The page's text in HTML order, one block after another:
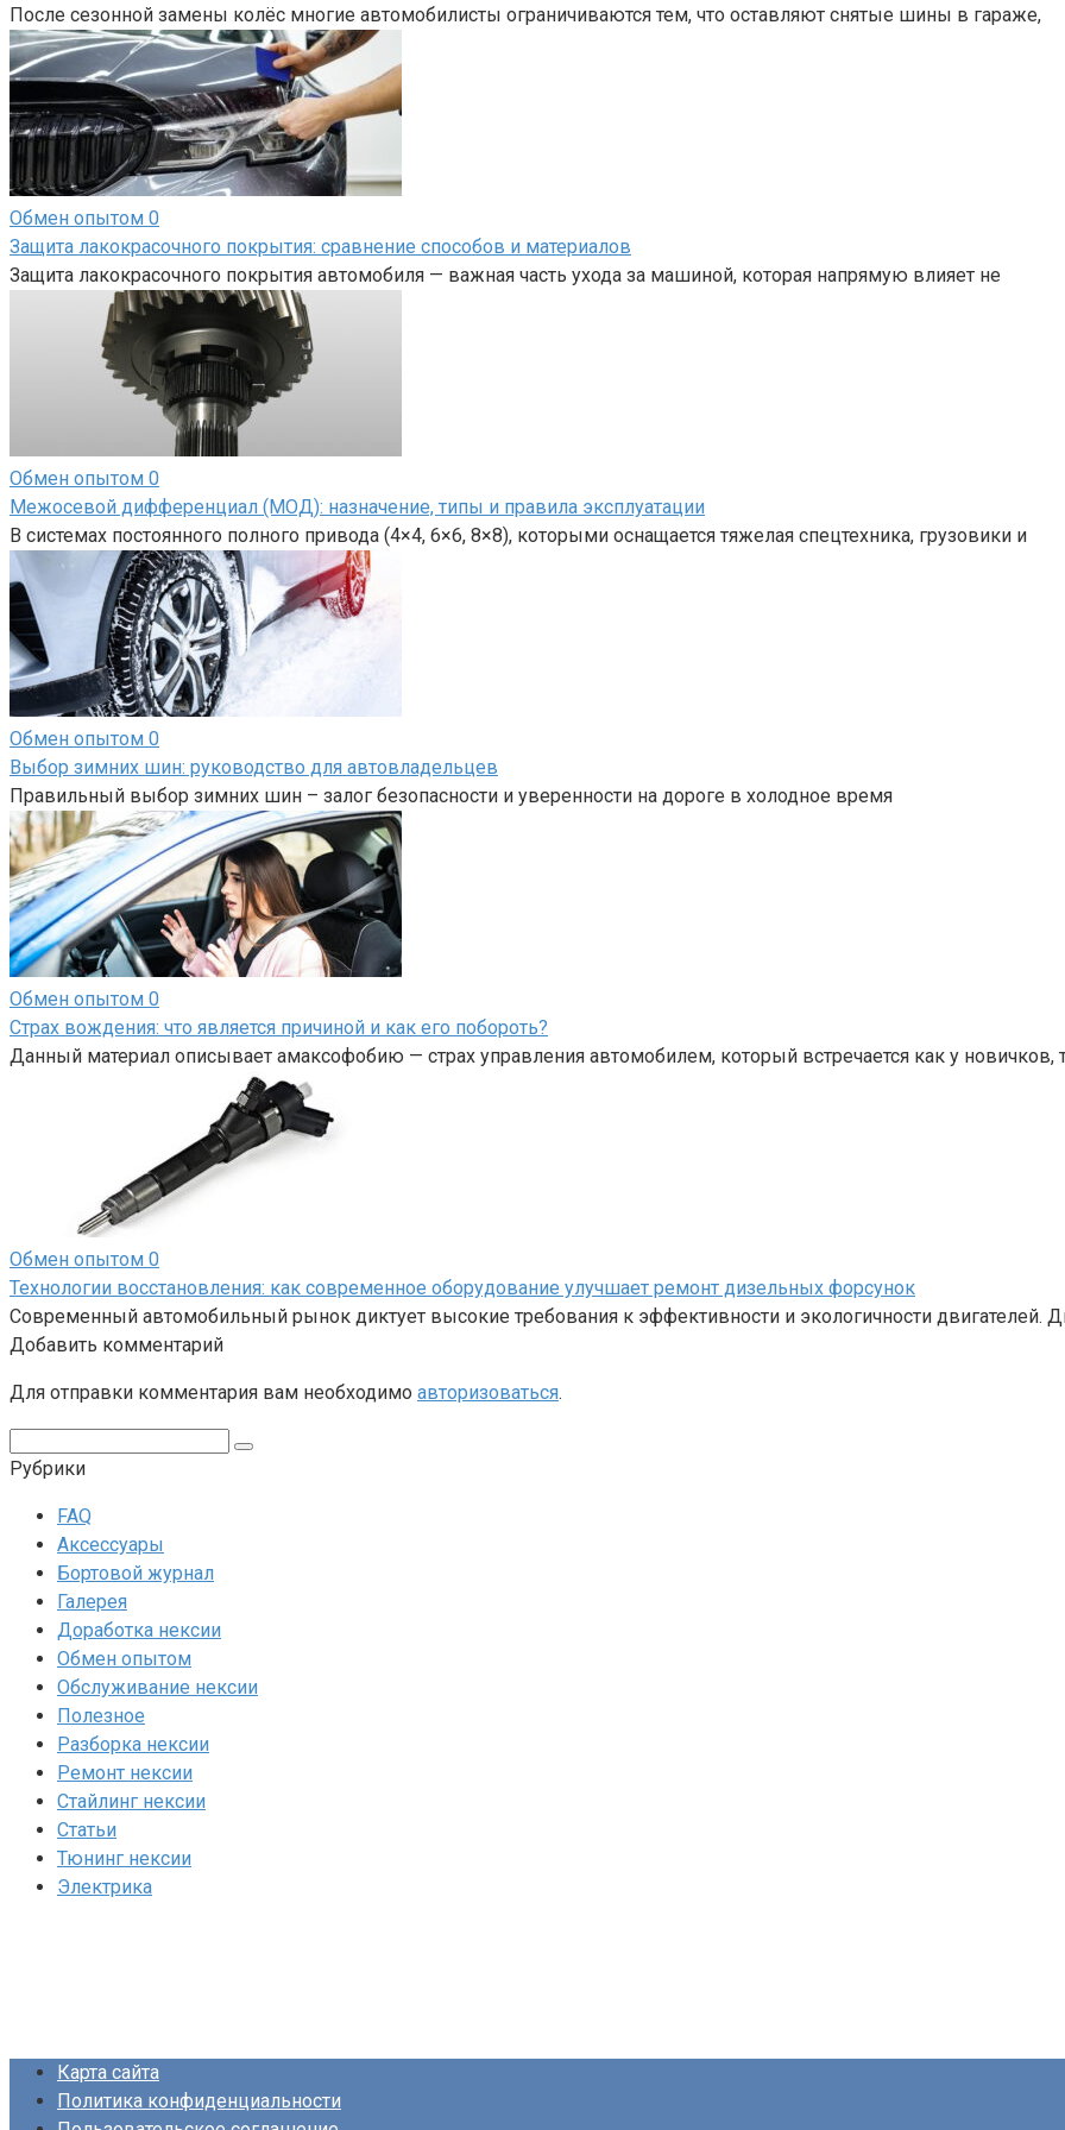
После сезонной замены колёс многие автомобилисты ограничиваются тем, что оставляют снятые шины в гараже,
Обмен опытом 0
Защита лакокрасочного покрытия: сравнение способов и материалов
Защита лакокрасочного покрытия автомобиля — важная часть ухода за машиной, которая напрямую влияет не
Обмен опытом 0
Межосевой дифференциал (МОД): назначение, типы и правила эксплуатации
В системах постоянного полного привода (4×4, 6×6, 8×8), которыми оснащается тяжелая спецтехника, грузовики и
Обмен опытом 0
Выбор зимних шин: руководство для автовладельцев
Правильный выбор зимних шин – залог безопасности и уверенности на дороге в холодное время
Обмен опытом 0
Страх вождения: что является причиной и как его побороть?
Данный материал описывает амаксофобию — страх управления автомобилем, который встречается как у новичков,
Обмен опытом 0
Технологии восстановления: как современное оборудование улучшает ремонт дизельных форсунок
Современный автомобильный рынок диктует высокие требования к эффективности и экологичности двигателей.
Добавить комментарий
Для отправки комментария вам необходимо авторизоваться.
Рубрики
FAQ
Аксессуары
Бортовой журнал
Галерея
Доработка нексии
Обмен опытом
Обслуживание нексии
Полезное
Разборка нексии
Ремонт нексии
Стайлинг нексии
Статьи
Тюнинг нексии
Электрика
Карта сайта
Политика конфиденциальности